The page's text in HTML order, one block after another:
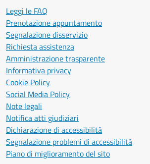
Leggi le FAQ
Prenotazione appuntamento
Segnalazione disservizio
Richiesta assistenza
Amministrazione trasparente
Informativa privacy
Cookie Policy
Social Media Policy
Note legali
Notifica atti giudiziari
Dichiarazione di accessibilità
Segnalazione problemi di accessibilità
Piano di miglioramento del sito